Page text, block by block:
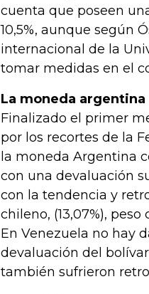
cuenta que poseen
10,5%, aunque según
internacional de la
tomar medidas en el
La moneda
Finalizado el primer
por los recortes de la
la moneda Argentina
con una devaluación
con la tendencia y
chileno, (13,07%), peso
En Venezuela no hay
devaluación del
también sufrieron